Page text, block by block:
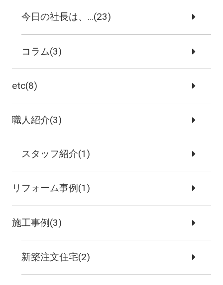
今日の社長は、…(23)
コラム(3)
etc(8)
職人紹介(3)
スタッフ紹介(1)
リフォーム事例(1)
施工事例(3)
新築注文住宅(2)